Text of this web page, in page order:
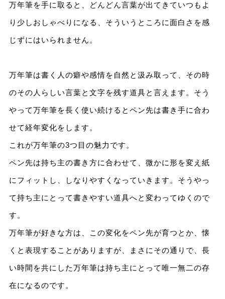
万年筆を手に取ると、どんどん言葉が出てきていつもよ
り少しおしゃべりになる、そういうところに面白さを感
じずにはいられません。
万年筆は書く人の癖や感情を自然と汲み取って、その時
のその人らしい言葉と文字を残す道具と言えます。そう
やって万年筆を長く使い続けるとペン先は書き手に合わ
せて経年変化をします。
これが万年筆の3つ目の魅力です。
ペン先は持ち主の書き方に合わせて、微かに形を変え紙
にフィットし、しなりやすくなっていきます。そうやっ
て持ち主にとって書きやすい道具へと変わってゆくので
す。
万年筆が好きな方は、この変化をペン先が育つとか、懐
くと表現することがありますが、まさにその通りで、長
い時間を共にした万年筆は持ち主にとって唯一無二の存
在になるのです。